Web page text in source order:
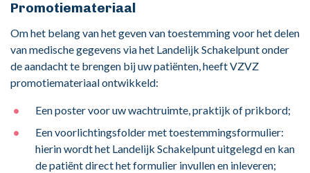
Promotiemateriaal
Om het belang van het geven van toestemming voor het delen
van medische gegevens via het Landelijk Schakelpunt onder
de aandacht te brengen bij uw patiënten, heeft VZVZ
promotiemateriaal ontwikkeld:
Een poster voor uw wachtruimte, praktijk of prikbord;
Een voorlichtingsfolder met toestemmingsformulier:
hierin wordt het Landelijk Schakelpunt uitgelegd en kan
de patiënt direct het formulier invullen en inleveren;